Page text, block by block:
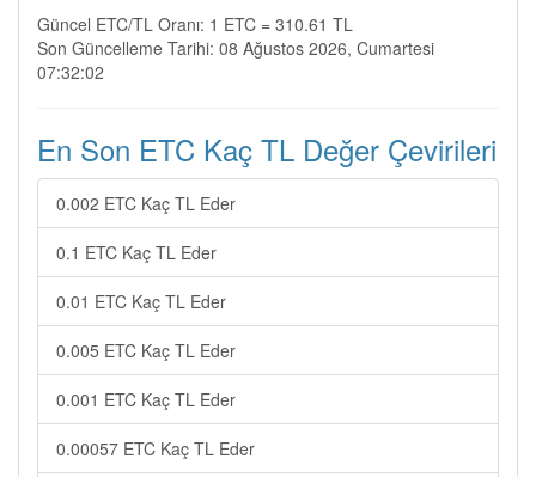
Güncel ETC/TL Oranı: 1 ETC = 310.61 TL
Son Güncelleme Tarihi: 08 Ağustos 2026, Cumartesi
07:32:02
En Son ETC Kaç TL Değer Çevirileri
0.002 ETC Kaç TL Eder
0.1 ETC Kaç TL Eder
0.01 ETC Kaç TL Eder
0.005 ETC Kaç TL Eder
0.001 ETC Kaç TL Eder
0.00057 ETC Kaç TL Eder